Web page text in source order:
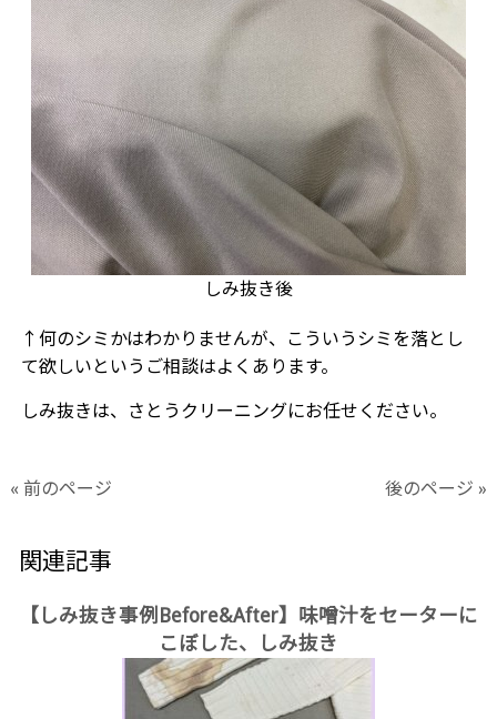
しみ抜き後
↑何のシミかはわかりませんが、こういうシミを落とし
て欲しいというご相談はよくあります。
しみ抜きは、さとうクリーニングにお任せください。
« 前のページ 後のページ »
関連記事
【しみ抜き事例Before&After】味噌汁をセーターに
こぼした、しみ抜き